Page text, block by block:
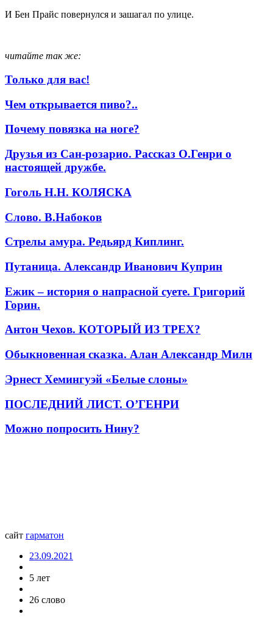
И Бен Прайс повернулся и зашагал по улице.
читайте так же:
Только для вас!
Чем открывается пиво?..
Почему повязка на ноге?
Друзья из Сан-розарио. Рассказ О.Генри о
настоящей дружбе.
Гоголь Н.Н. КОЛЯСКА
Слово. В.Набоков
Стрелы амура. Редьярд Киплинг.
Путаница. Александр Иванович Куприн
Ежик – история о напрасной суете. Григорий
Горин.
Антон Чехов. КОТОРЫЙ ИЗ ТРЕХ?
Обыкновенная сказка. Алан Александр Милн
Эрнест Хемингуэй «Белые слоны»
ПОСЛЕДНИЙ ЛИСТ. О’ГЕНРИ
Можно попросить Нину?
сайт гарматон
23.09.2021
5 лет
26 слово